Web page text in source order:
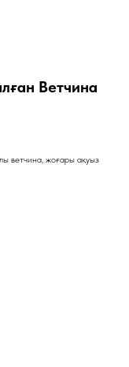
Ветчина
ветчина, жоғары ақуыз